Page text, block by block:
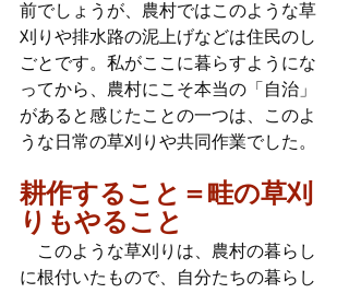
前でしょうが、農村ではこのような草
刈りや排水路の泥上げなどは住民のし
ごとです。私がここに暮らすようにな
ってから、農村にこそ本当の「自治」
があると感じたことの一つは、このよ
うな日常の草刈りや共同作業でした。
耕作すること＝畦の草刈
りもやること
このような草刈りは、農村の暮らし
に根付いたもので、自分たちの暮らし